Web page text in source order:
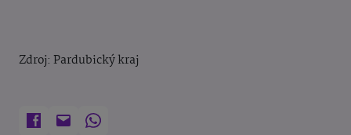
Zdroj: Pardubický kraj